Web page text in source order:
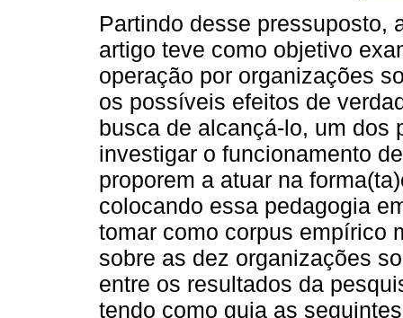
Partindo desse pressuposto,
artigo teve como objetivo
operação por organizações
os possíveis efeitos de
busca de alcançá-lo, um dos
investigar o funcionamento
proporem a atuar na
colocando essa pedagogia
tomar como corpus empírico
sobre as dez organizações
entre os resultados da
tendo como guia as